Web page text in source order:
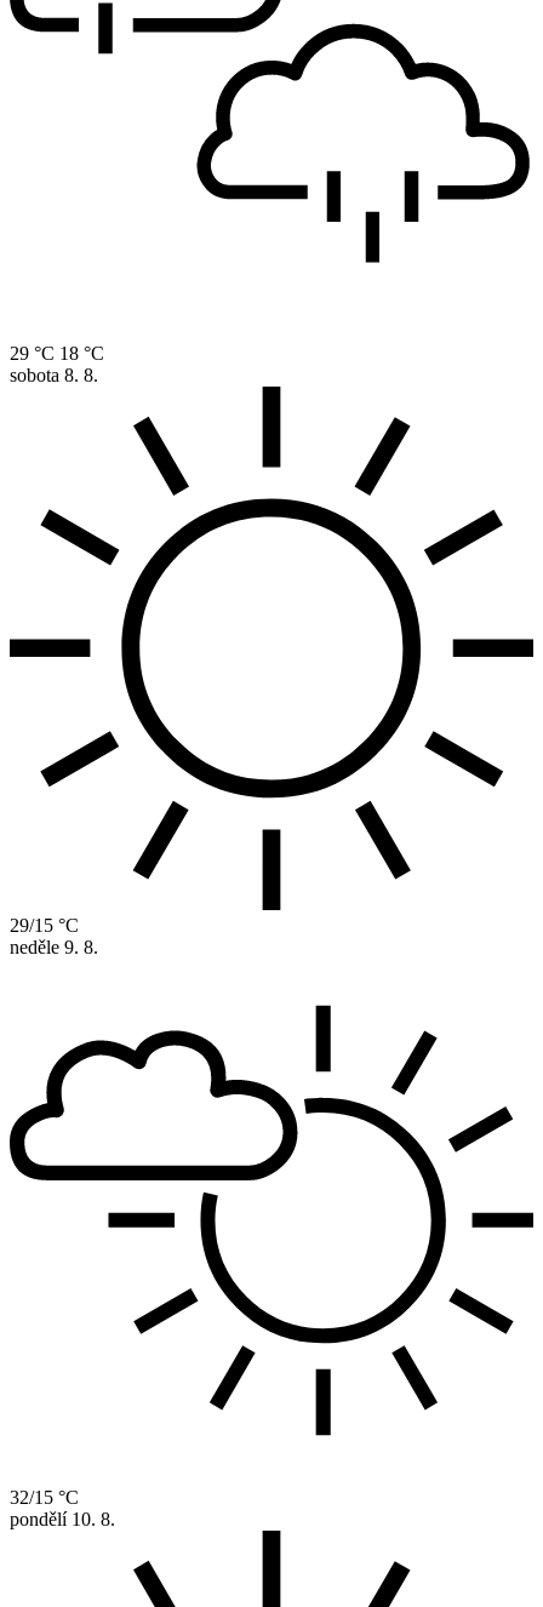
29 °C 18 °C
sobota 8. 8.
29/15 °C
neděle 9. 8.
32/15 °C
pondělí 10. 8.